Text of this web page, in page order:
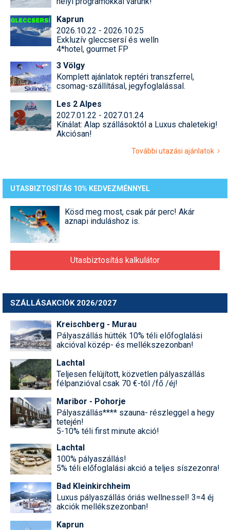
Kaprun
2026.10.22 - 2026.10.25
Exkluzív gleccsersí és welln
4*hotel, gourmet FP
3 Völgy
Komplett ajánlatok reptéri transzferrel,
csomag-szállításal, jegyfoglalással.
Les 2 Alpes
2027.01.22 - 2027.01.24
Kínálat: Alap szállásoktól a Luxus chaletekig!
Akciósan!
További utazási ajánlatok
UTASBIZTOSÍTÁS 10% KEDVEZMÉNNYEL
Kösd meg most, csak pár perc! Akár
aznapi induláshoz is.
Utasbiztosítás kalkulátor
SZÁLLÁSAKCIÓK 2026/2027
Kreischberg - Murau
Pályaszállás hütték 10% téli előfoglalási
akcióval közép- és mellékszezonban!
Lachtal
Teljesen felújított, közvetlen pályaszállás
félpanzióval csak 70 €-tól /fő /éj!
Maribor - Pohorje
Pályaszállás**** szauna- részleggel a hegy
tetején!
5-10% téli first minute akció!
Lachtal
100% pályaszállás!
5% téli előfoglalási akció a teljes síszezonra!
Bad Kleinkirchheim
Luxus pályaszállás óriás wellnessel! 3=4 éj
akciók mellékszezonban!
Kaprun